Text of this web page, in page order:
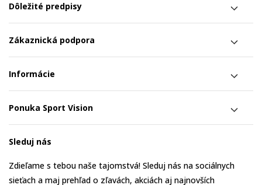
Dôležité predpisy
Zákaznická podpora
Informácie
Ponuka Sport Vision
Sleduj nás
Zdieľame s tebou naše tajomstvá! Sleduj nás na sociálnych
sieťach a maj prehľad o zľavách, akciách aj najnovších